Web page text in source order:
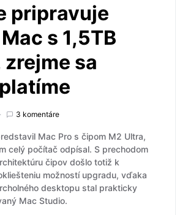
pripravuje
s 1,5TB
zrejme sa
3 komentáre
Mac Pro s čipom M2 Ultra,
celý počítač odpísal. S prechodom
čipov došlo totiž k
možností upgradu, vďaka
desktopu stal prakticky
Mac Studio.